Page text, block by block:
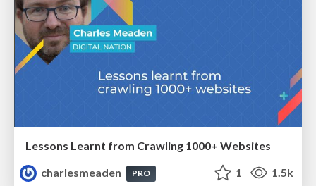
Lessons Learnt from Crawling 1000+ Websites
charlesmeaden
PRO 1 1.5k